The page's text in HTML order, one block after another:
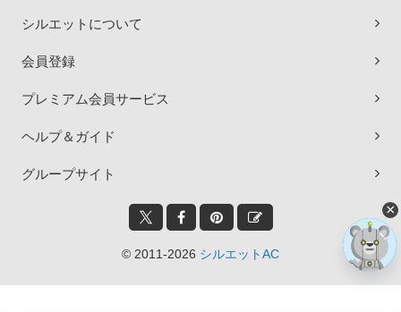
シルエットについて
会員登録
プレミアム会員サービス
ヘルプ＆ガイド
グループサイト
© 2011-2026 シルエットAC
×